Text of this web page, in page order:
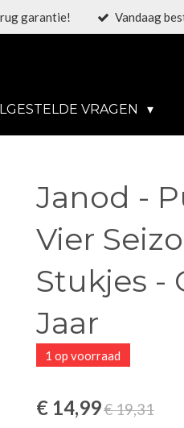
garantie! Vandaag
VRAGEN
Janod -
Vier
Stukjes -
Jaar
1 op voorraad
€ 14,99€ 19,31